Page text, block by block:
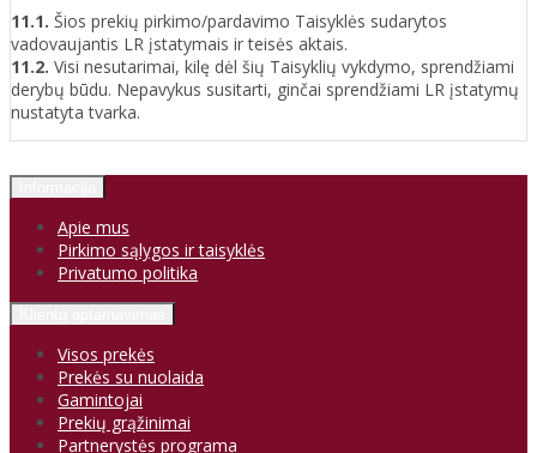
11.1. Šios prekių pirkimo/pardavimo Taisyklės sudarytos
vadovaujantis LR įstatymais ir teisės aktais.
11.2. Visi nesutarimai, kilę dėl šių Taisyklių vykdymo, sprendžiami
derybų būdu. Nepavykus susitarti, ginčai sprendžiami LR įstatymų
nustatyta tvarka.
Apie mus
Pirkimo sąlygos ir taisyklės
Privatumo politika
Visos prekės
Prekės su nuolaida
Gamintojai
Prekių grąžinimai
Partnerystės programa